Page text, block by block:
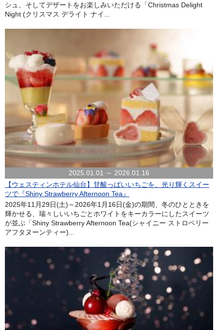
シュ、そしてデザートをお楽しみいただける「Christmas Delight
Night (クリスマス デライト ナイ...
2025.01.01 ～ 2026.01.16
【ウェスティンホテル仙台】甘酸っぱいいちごを、光り輝くスイー
ツで『Shiny Strawberry Afternoon Tea』
2025年11月29日(土)～2026年1月16日(金)の期間、冬のひとときを
輝かせる、瑞々しいいちごとホワイトをキーカラーにしたスイーツ
が並ぶ「Shiny Strawberry Afternoon Tea(シャイニー ストロベリー
アフタヌーンティー)...